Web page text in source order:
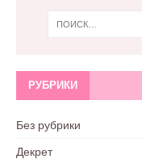
РУБРИКИ
Без рубрики
Декрет